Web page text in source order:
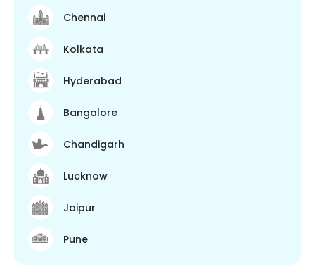
Chennai
Kolkata
Hyderabad
Bangalore
Chandigarh
Lucknow
Jaipur
Pune